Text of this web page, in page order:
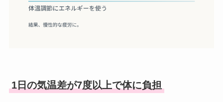
1日の気温差が7度以上で体に負担